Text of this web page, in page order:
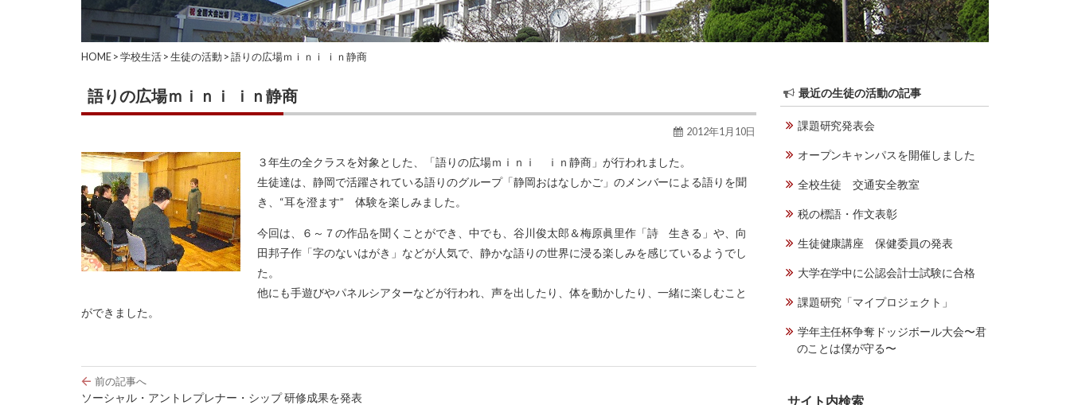
HOME> 学校生活> 生徒の活動 > 語りの広場ｍｉｎｉ ｉｎ静商
語りの広場ｍｉｎｉ ｉｎ静商
2012年1月10日
３年生の全クラスを対象とした、「語りの広場ｍｉｎｉ ｉｎ静商」が行われました。
生徒達は、静岡で活躍されている語りのグループ「静岡おはなしかご」のメンバーによる語りを聞
き、“耳を澄ます” 体験を楽しみました。
今回は、６～７の作品を聞くことができ、中でも、谷川俊太郎＆梅原眞里作「詩 生きる」や、向
田邦子作「字のないはがき」などが人気で、静かな語りの世界に浸る楽しみを感じているようでし
た。
他にも手遊びやパネルシアターなどが行われ、声を出したり、体を動かしたり、一緒に楽しむこと
ができました。
投
稿
前の記事へ
ソーシャル・アントレプレナー・シップ 研修成果を発表
最近の生徒の活動の記事
課題研究発表会
オープンキャンパスを開催しました
全校生徒 交通安全教室
税の標語・作文表彰
生徒健康講座 保健委員の発表
大学在学中に公認会計士試験に合格
課題研究「マイプロジェクト」
学年主任杯争奪ドッジボール大会〜君
のことは僕が守る〜
サイト内検索